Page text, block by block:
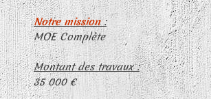
Notre mission :
MOE Complète
Montant des travaux :
35 000 €